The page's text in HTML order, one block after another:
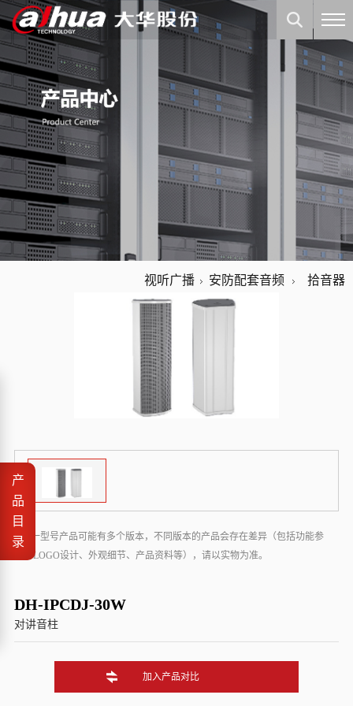
视听广播 安防配套音频 拾音器
* 同一型号产品可能有多个版本，不同版本的产品会存在差异（包括功能参
数、LOGO设计、外观细节、产品资料等），请以实物为准。
DH-IPCDJ-30W
对讲音柱
加入产品对比
产
品
目
录